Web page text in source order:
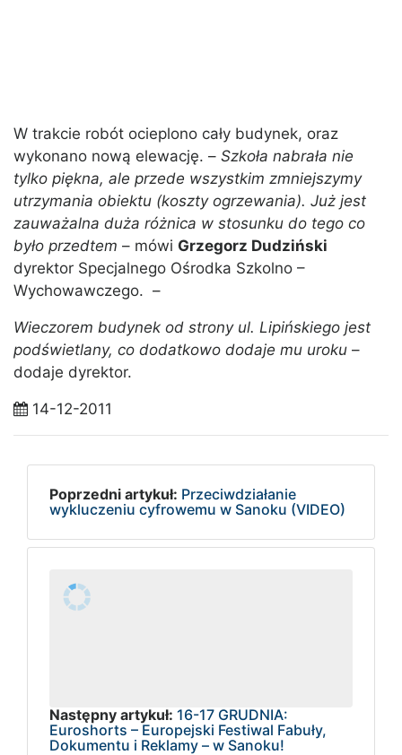
W trakcie robót ocieplono cały budynek, oraz
wykonano nową elewację. – Szkoła nabrała nie
tylko piękna, ale przede wszystkim zmniejszymy
utrzymania obiektu (koszty ogrzewania). Już jest
zauważalna duża różnica w stosunku do tego co
było przedtem – mówi Grzegorz Dudziński
dyrektor Specjalnego Ośrodka Szkolno –
Wychowawczego. –
Wieczorem budynek od strony ul. Lipińskiego jest
podświetlany, co dodatkowo dodaje mu uroku –
dodaje dyrektor.
14-12-2011
Poprzedni artykuł: Przeciwdziałanie
wykluczeniu cyfrowemu w Sanoku (VIDEO)
Następny artykuł: 16-17 GRUDNIA:
Euroshorts – Europejski Festiwal Fabuły,
Dokumentu i Reklamy – w Sanoku!